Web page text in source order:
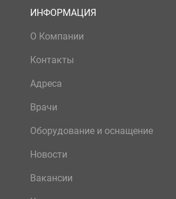
ИНФОРМАЦИЯ
О Компании
Контакты
Адреса
Врачи
Оборудование и оснащение
Новости
Вакансии